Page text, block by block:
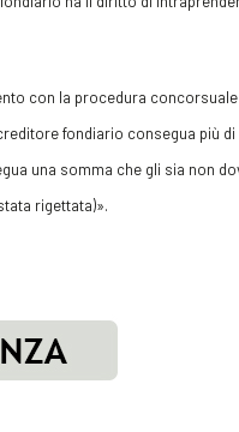
con la procedura
fondiario consegua più
una somma che gli sia non
rigettata)».